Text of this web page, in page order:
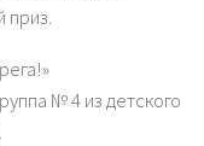
приз.
№ 4 из детского